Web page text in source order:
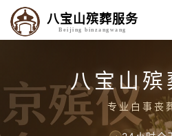
八宝山殡葬服务
Beijing binzangwang
八宝山殡
专业白事丧